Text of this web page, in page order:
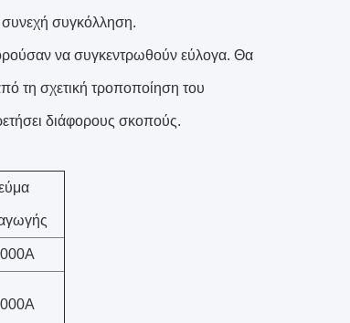
συνεχή συγκόλληση.
να συγκεντρωθούν εύλογα. Θα
τη σχετική τροποποίηση του
διάφορους σκοπούς.